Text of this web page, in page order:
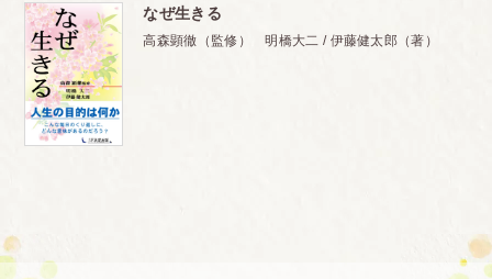
なぜ生きる
高森顕徹（監修） 明橋大二 / 伊藤健太郎（著）